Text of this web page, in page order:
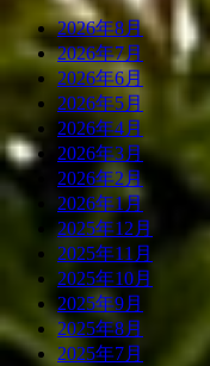
2026年8月
2026年7月
2026年6月
2026年5月
2026年4月
2026年3月
2026年2月
2026年1月
2025年12月
2025年11月
2025年10月
2025年9月
2025年8月
2025年7月